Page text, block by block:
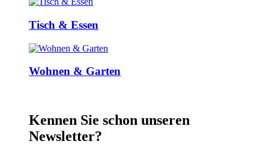
Tisch & Essen
Wohnen & Garten
Kennen Sie schon unseren
Newsletter?